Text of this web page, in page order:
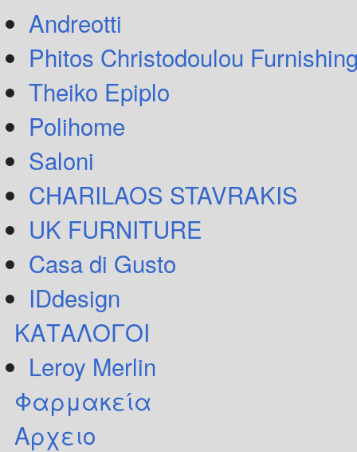
Andreotti
Phitos Christodoulou
Theiko Epiplo
Polihome
Saloni
CHARILAOS STAVRAKIS
UK FURNITURE
Casa di Gusto
IDdesign
ΚΑΤΑΛΟΓΟΙ
Leroy Merlin
Φαρμακεία
Αρχειο